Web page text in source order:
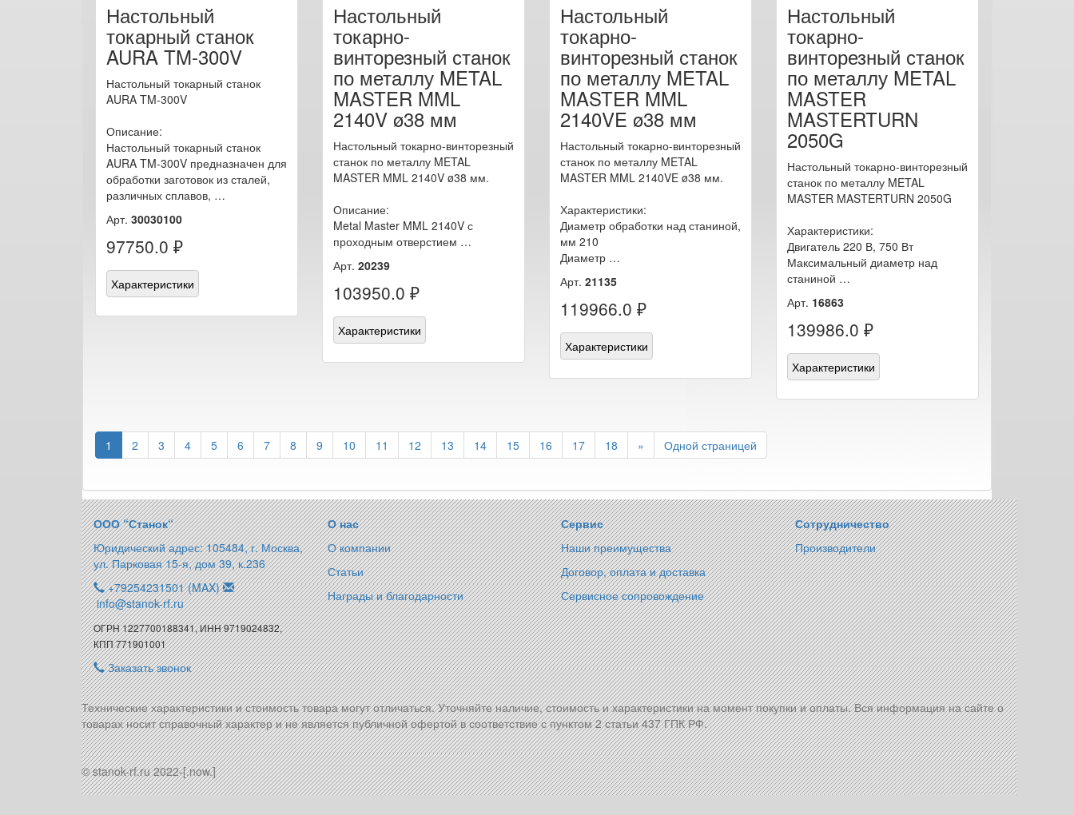
Настольный
токарный станок
AURA TM-300V
Настольный токарный станок
AURA TM-300V
Описание:
Настольный токарный станок
AURA TM-300V предназначен для
обработки заготовок из сталей,
различных сплавов, …
Арт. 30030100
97750.0 ₽
Характеристики
Настольный
токарно-
винторезный станок
по металлу METAL
MASTER MML
2140V ø38 мм
Настольный токарно-винторезный
станок по металлу METAL
MASTER MML 2140V ø38 мм.
Описание:
Metal Master MML 2140V с
проходным отверстием …
Арт. 20239
103950.0 ₽
Характеристики
Настольный
токарно-
винторезный станок
по металлу METAL
MASTER MML
2140VE ø38 мм
Настольный токарно-винторезный
станок по металлу METAL
MASTER MML 2140VE ø38 мм.
Характеристики:
Диаметр обработки над станиной,
мм 210
Диаметр …
Арт. 21135
119966.0 ₽
Характеристики
Настольный
токарно-
винторезный станок
по металлу METAL
MASTER
MASTERTURN
2050G
Настольный токарно-винторезный
станок по металлу METAL
MASTER MASTERTURN 2050G
Характеристики:
Двигатель 220 В, 750 Вт
Максимальный диаметр над
станиной …
Арт. 16863
139986.0 ₽
Характеристики
1 2 3 4 5 6 7 8 9 10 11 12 13 14 15 16 17 18 » Одной страницей
ООО “Станок“
Юридический адрес: 105484, г. Москва,
ул. Парковая 15-я, дом 39, к.236
+79254231501 (MAX)
info@stanok-rf.ru
ОГРН 1227700188341, ИНН 9719024832,
КПП 771901001
Заказать звонок
О нас
О компании
Статьи
Награды и благодарности
Сервис
Наши преимущества
Договор, оплата и доставка
Сервисное сопровождение
Сотрудничество
Производители
Технические характеристики и стоимость товара могут отличаться. Уточняйте наличие, стоимость и характеристики на момент покупки и оплаты. Вся информация на сайте о
товарах носит справочный характер и не является публичной офертой в соответствие с пунктом 2 статьи 437 ГПК РФ.
© stanok-rf.ru 2022-[.now.]